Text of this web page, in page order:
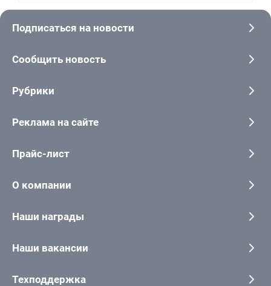
Подписаться на новости
Сообщить новость
Рубрики
Реклама на сайте
Прайс-лист
О компании
Наши награды
Наши вакансии
Техподдержка